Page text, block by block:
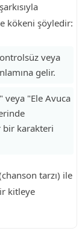
kökeni şöyledir:
veya
gelir.
veya "Ele Avuca
bir karakteri
tarzı) ile
kitleye